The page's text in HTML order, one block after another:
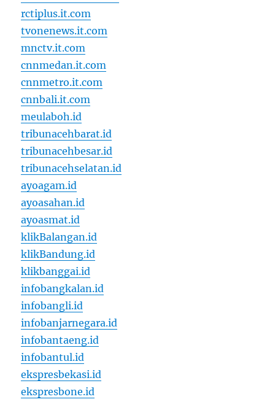
rctiplus.it.com
tvonenews.it.com
mnctv.it.com
cnnmedan.it.com
cnnmetro.it.com
cnnbali.it.com
meulaboh.id
tribunacehbarat.id
tribunacehbesar.id
tribunacehselatan.id
ayoagam.id
ayoasahan.id
ayoasmat.id
klikBalangan.id
klikBandung.id
klikbanggai.id
infobangkalan.id
infobangli.id
infobanjarnegara.id
infobantaeng.id
infobantul.id
ekspresbekasi.id
ekspresbone.id